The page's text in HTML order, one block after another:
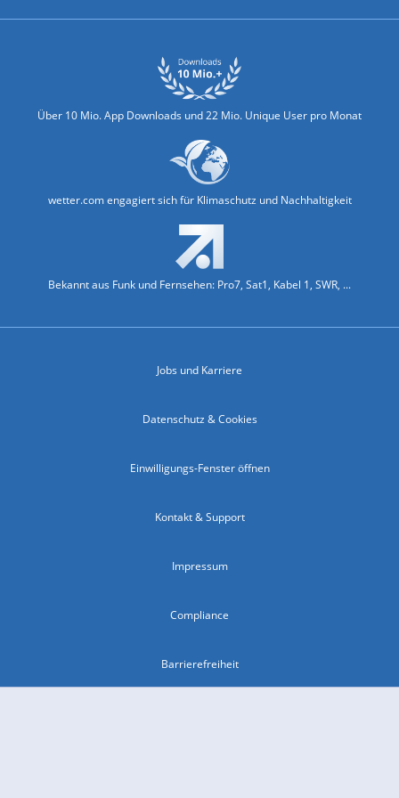
Über 10 Mio. App Downloads und 22 Mio. Unique User pro Monat
wetter.com engagiert sich für Klimaschutz und Nachhaltigkeit
Bekannt aus Funk und Fernsehen: Pro7, Sat1, Kabel 1, SWR, ...
Jobs und Karriere
Datenschutz & Cookies
Einwilligungs-Fenster öffnen
Kontakt & Support
Impressum
Compliance
Barrierefreiheit